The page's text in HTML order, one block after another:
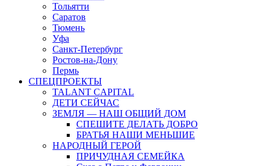
Тольятти
Саратов
Тюмень
Уфа
Санкт-Петербург
Ростов-на-Дону
Пермь
СПЕЦПРОЕКТЫ
TALANT CAPITAL
ДЕТИ СЕЙЧАС
ЗЕМЛЯ — НАШ ОБЩИЙ ДОМ
СПЕШИТЕ ДЕЛАТЬ ДОБРО
БРАТЬЯ НАШИ МЕНЬШИЕ
НАРОДНЫЙ ГЕРОЙ
ПРИЧУДНАЯ СЕМЕЙКА